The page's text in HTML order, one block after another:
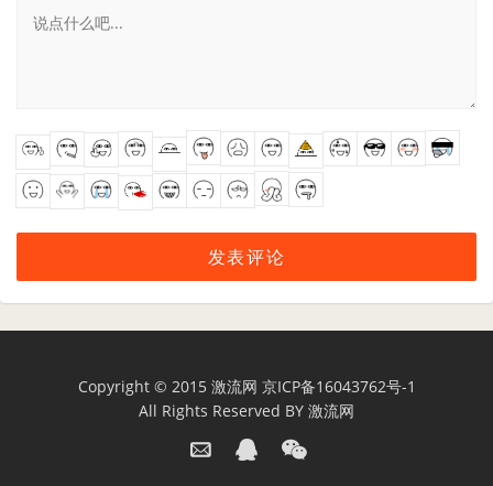
Copyright © 2015 激流网 京ICP备16043762号-1
All Rights Reserved BY 激流网